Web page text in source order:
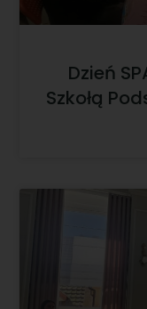
Dzień
Szkołą